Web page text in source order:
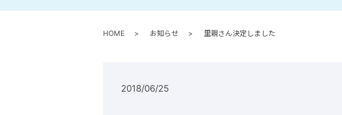
HOME お知らせ 里親さん決定しました
2018/06/25